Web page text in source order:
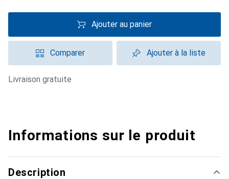
Ajouter au panier
Comparer Ajouter à la liste
livraison gratuite
Informations sur le produit
Description